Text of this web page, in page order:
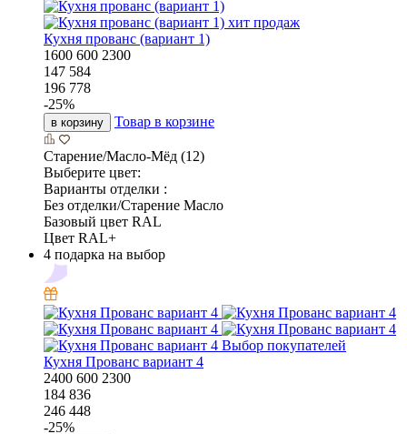
хит продаж
Кухня прованс (вариант 1)
1600 600 2300
147 584
196 778
-25%
в корзину Товар в корзине
Старение/Масло-Мёд (12)
Выберите цвет:
Варианты отделки :
Без отделки/Старение Масло
Базовый цвет RAL
Цвет RAL+
4 подарка на выбор
Выбор покупателей
Кухня Прованс вариант 4
2400 600 2300
184 836
246 448
-25%